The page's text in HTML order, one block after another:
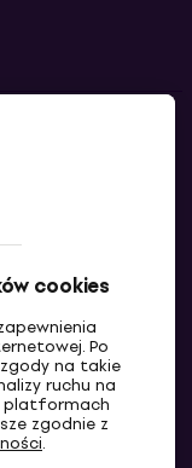
cookies
Po
na takie
ruchu na
platformach
zgodnie z
.